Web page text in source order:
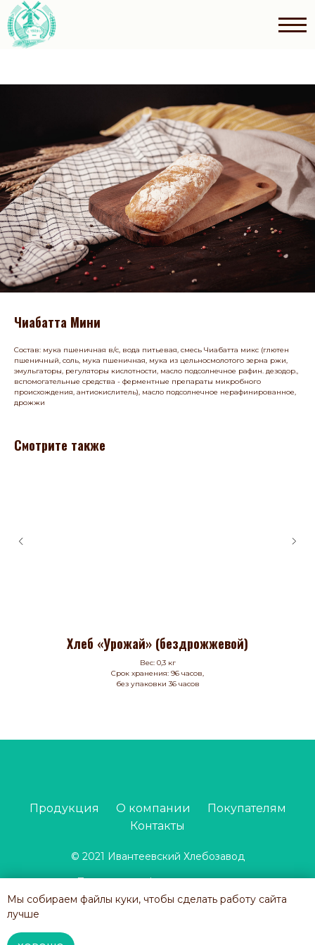
Чиабатта Мини
Состав: мука пшеничная в/с, вода питьевая, смесь Чиабатта микс (глютен
пшеничный, соль, мука пшеничная, мука из цельносмолотого зерна ржи,
эмульгаторы, регуляторы кислотности, масло подсолнечное рафин. дезодор.,
вспомогательные средства - ферментные препараты микробного
происхождения, антиокислитель), масло подсолнечное нерафинированное,
дрожжи
Смотрите также
Хлеб «Урожай» (бездрожжевой)
Вес: 0,3 кг
Срок хранения: 96 часов,
без упаковки 36 часов
Продукция О компании
Покупателям
Контакты
© 2021 Ивантеевский Хлебозавод
Политика конфиденциальности
Мы собираем файлы куки, чтобы сделать работу сайта
лучше